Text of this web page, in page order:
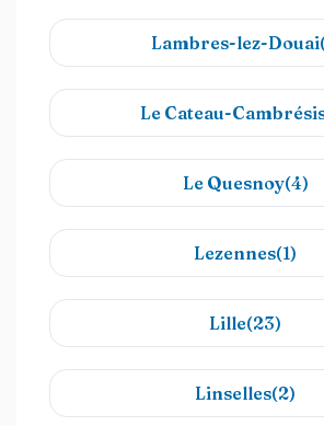
Lambres-lez-
Le Cateau-
Le Quesnoy(4)
Lezennes(1)
Lille(23)
Linselles(2)